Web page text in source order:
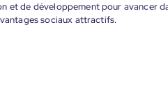
et de développement pour avancer
sociaux attractifs.